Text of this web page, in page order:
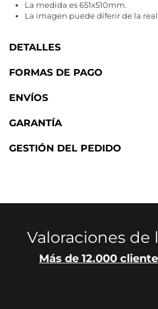
La medida es 651x510mm.
La imagen puede diferir de la
DETALLES
FORMAS DE PAGO
ENVÍOS
GARANTÍA
GESTIÓN DEL PEDIDO
Valoraciones de
Más de 12.000